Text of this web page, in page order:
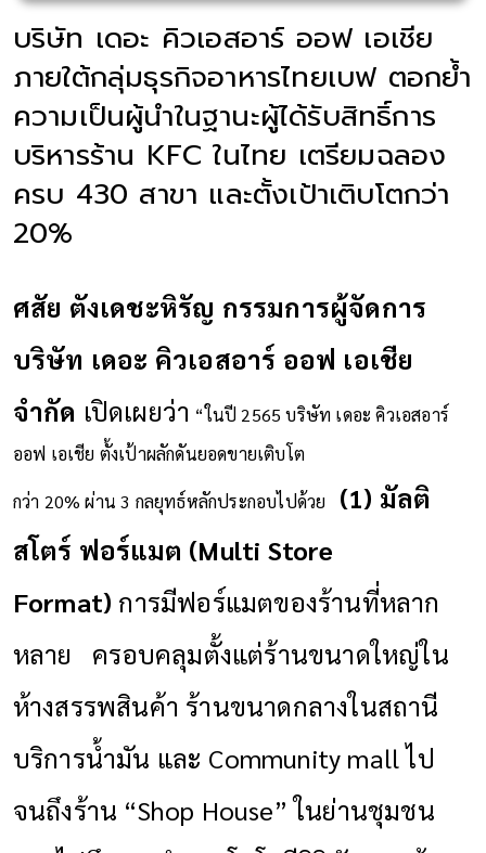
บริษัท เดอะ คิวเอสอาร์ ออฟ เอเชีย
ภายใต้กลุ่มธุรกิจอาหารไทยเบฟ ตอกย้ำ
ความเป็นผู้นำในฐานะผู้ได้รับสิทธิ์การ
บริหารร้าน KFC ในไทย เตรียมฉลอง
ครบ 430 สาขา และตั้งเป้าเติบโตกว่า
20%
ศสัย ตังเดชะหิรัญ กรรมการผู้จัดการ
บริษัท เดอะ คิวเอสอาร์ ออฟ เอเชีย
จำกัด เปิดเผยว่า “ในปี2565 บริษัท เดอะ คิวเอสอาร์
ออฟ เอเชีย ตั้งเป้าผลักดันยอดขายเติบโต
กว่า 20%ผ่าน3 กลยุทธ์หลักประกอบไปด้วย (1) มัลติ
สโตร์ ฟอร์แมต (Multi Store
Format) การมีฟอร์แมตของร้านที่หลาก
หลาย
ครอบคลุมตั้งแต่ร้านขนาดใหญ่ใน
ห้างสรรพสินค้า ร้านขนาดกลางในสถานี
บริการน้ำมัน และ Community mallไป
จนถึงร้าน “Shop House” ในย่านชุมชน